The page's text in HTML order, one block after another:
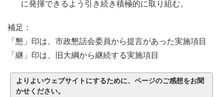
に発揮できるよう引き続き積極的に取り組む。
補足：
「懇」印は、市政懇話会委員から提言があった実施項目
「継」印は、旧大綱から継続する実施項目
よりよいウェブサイトにするために、ページのご感想をお聞
かせください。